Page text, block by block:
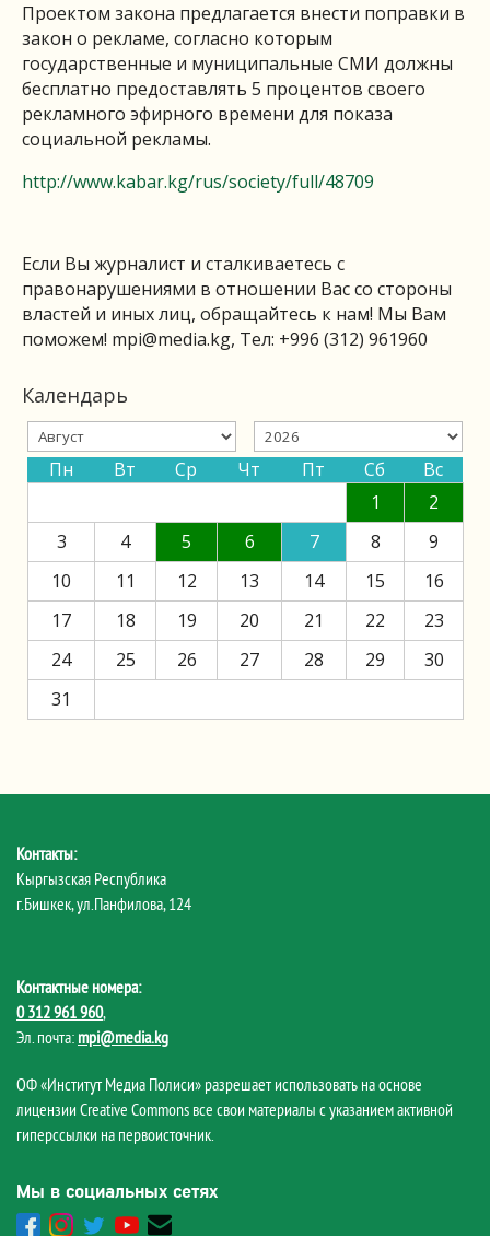
Проектом закона предлагается внести поправки в
закон о рекламе, согласно которым
государственные и муниципальные СМИ должны
бесплатно предоставлять 5 процентов своего
рекламного эфирного времени для показа
социальной рекламы.
http://www.kabar.kg/rus/society/full/48709
Если Вы журналист и сталкиваетесь с
правонарушениями в отношении Вас со стороны
властей и иных лиц, обращайтесь к нам! Мы Вам
поможем! mpi@media.kg, Тел: +996 (312) 961960
Календарь
Пн Вт Ср Чт Пт Сб
Вс
1
2
3
4 5 6 7 8
9
10
11 12 13 14 15
16
17
18 19 20 21 22
23
24
25 26 27 28 29
30
31
Контакты:
Кыргызская Республика
г.Бишкек, ул.Панфилова, 124
Контактные номера:
0 312 961 960,
Эл. почта: mpi@media.kg
ОФ «Институт Медиа Полиси» разрешает использовать на основе
лицензии Creative Commons все свои материалы с указанием активной
гиперссылки на первоисточник.
Мы в социальных сетях